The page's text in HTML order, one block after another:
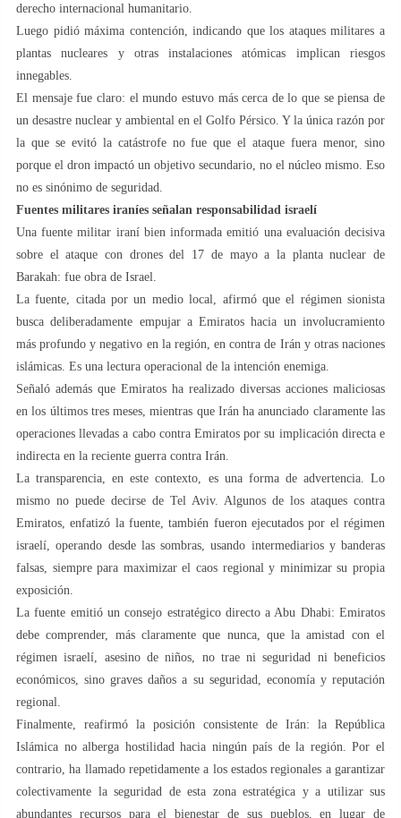
derecho internacional humanitario.
Luego pidió máxima contención, indicando que los ataques militares a
plantas nucleares y otras instalaciones atómicas implican riesgos
innegables.
El mensaje fue claro: el mundo estuvo más cerca de lo que se piensa de
un desastre nuclear y ambiental en el Golfo Pérsico. Y la única razón por
la que se evitó la catástrofe no fue que el ataque fuera menor, sino
porque el dron impactó un objetivo secundario, no el núcleo mismo. Eso
no es sinónimo de seguridad.
Fuentes militares iraníes señalan responsabilidad israelí
Una fuente militar iraní bien informada emitió una evaluación decisiva
sobre el ataque con drones del 17 de mayo a la planta nuclear de
Barakah: fue obra de Israel.
La fuente, citada por un medio local, afirmó que el régimen sionista
busca deliberadamente empujar a Emiratos hacia un involucramiento
más profundo y negativo en la región, en contra de Irán y otras naciones
islámicas. Es una lectura operacional de la intención enemiga.
Señaló además que Emiratos ha realizado diversas acciones maliciosas
en los últimos tres meses, mientras que Irán ha anunciado claramente las
operaciones llevadas a cabo contra Emiratos por su implicación directa e
indirecta en la reciente guerra contra Irán.
La transparencia, en este contexto, es una forma de advertencia. Lo
mismo no puede decirse de Tel Aviv. Algunos de los ataques contra
Emiratos, enfatizó la fuente, también fueron ejecutados por el régimen
israelí, operando desde las sombras, usando intermediarios y banderas
falsas, siempre para maximizar el caos regional y minimizar su propia
exposición.
La fuente emitió un consejo estratégico directo a Abu Dhabi: Emiratos
debe comprender, más claramente que nunca, que la amistad con el
régimen israelí, asesino de niños, no trae ni seguridad ni beneficios
económicos, sino graves daños a su seguridad, economía y reputación
regional.
Finalmente, reafirmó la posición consistente de Irán: la República
Islámica no alberga hostilidad hacia ningún país de la región. Por el
contrario, ha llamado repetidamente a los estados regionales a garantizar
colectivamente la seguridad de esta zona estratégica y a utilizar sus
abundantes recursos para el bienestar de sus pueblos, en lugar de